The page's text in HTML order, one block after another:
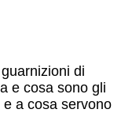
di
e cosa sono gli
e a cosa servono